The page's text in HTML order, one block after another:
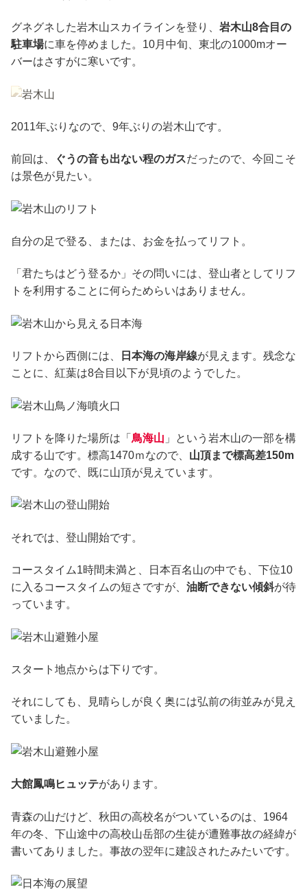
グネグネした岩木山スカイラインを登り、 岩木山8合目の
駐車場に車を停めました。10月中旬、東北の1000mオー
バーはさすがに寒いです。
2011年ぶりなので、9年ぶりの岩木山です。
前回は、 ぐうの音も出ない程のガスだったので、今回こそ
は景色が見たい。
自分の足で登る、または、お金を払ってリフト。
「君たちはどう登るか」その問いには、登山者としてリフ
トを利用することに何らためらいはありません。
リフトから西側には、 日本海の海岸線が見えます。残念な
ことに、紅葉は8合目以下が見頃のようでした。
リフトを降りた場所は「 鳥海山 」という岩木山の一部を構
成する山です。標高1470ｍなので、 山頂まで標高差150m
です。なので、既に山頂が見えています。
それでは、登山開始です。
コースタイム1時間未満と、日本百名山の中でも、下位10
に入るコースタイムの短さですが、 油断できない傾斜が待
っています。
スタート地点からは下りです。
それにしても、見晴らしが良く奥には弘前の街並みが見え
ていました。
大館鳳鳴ヒュッテがあります。
青森の山だけど、秋田の高校名がついているのは、1964
年の冬、下山途中の高校山岳部の生徒が遭難事故の経緯が
書いてありました。事故の翌年に建設されたみたいです。